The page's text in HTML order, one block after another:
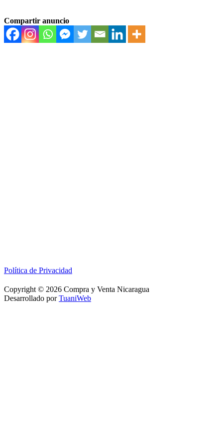
Compartir anuncio
Política de Privacidad
Copyright © 2026 Compra y Venta Nicaragua
Desarrollado porTuaniWeb